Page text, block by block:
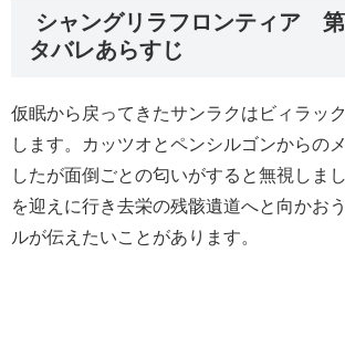
シャングリラフロンティア
タバレあらすじ
仮眠から戻ってきたサンラクはビィラッ
します。カッツオとペンシルゴンからの
したが面倒ごとの匂いがすると無視しま
を迎えに行き去栄の残骸遺道へと向かお
ルが伝えたいことがあります。